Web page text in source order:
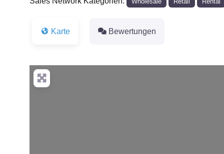
Karte Bewertungen